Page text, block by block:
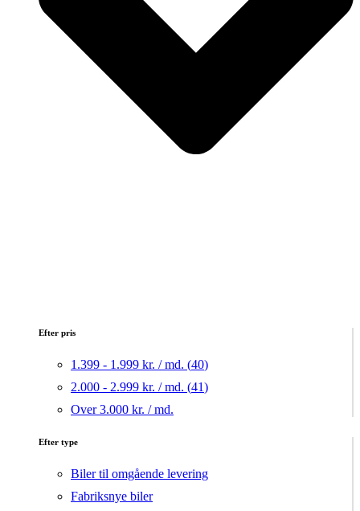
Efter pris
1.399 - 1.999 kr. / md. (40)
2.000 - 2.999 kr. / md. (41)
Over 3.000 kr. / md.
Efter type
Biler til omgående levering
Fabriksnye biler